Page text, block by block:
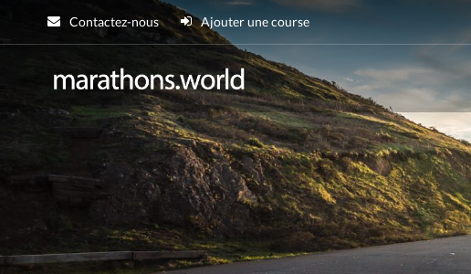
Contactez-nous Ajouter une course
marathons.world